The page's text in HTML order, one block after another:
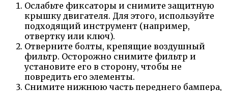
Ослабьте фиксаторы и снимите защитную
крышку двигателя. Для этого, используйте
подходящий инструмент (например,
отвертку или ключ).
Отверните болты, крепящие воздушный
фильтр. Осторожно снимите фильтр и
установите его в сторону, чтобы не
повредить его элементы.
Снимите нижнюю часть переднего бампера,